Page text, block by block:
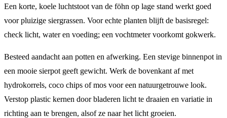
Een korte, koele luchtstoot van de föhn op lage stand werkt goed
voor pluizige siergrassen. Voor echte planten blijft de basisregel:
check licht, water en voeding; een vochtmeter voorkomt gokwerk.
Besteed aandacht aan potten en afwerking. Een stevige binnenpot in
een mooie sierpot geeft gewicht. Werk de bovenkant af met
hydrokorrels, coco chips of mos voor een natuurgetrouwe look.
Verstop plastic kernen door bladeren licht te draaien en variatie in
richting aan te brengen, alsof ze naar het licht groeien.